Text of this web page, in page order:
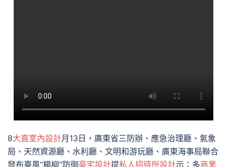
8大直室內設計月13日，廣東省三防辦、應急治理廳、氣象
局、天然資源廳、水利廳、文明和游玩廳、廣東海事局聯合
發布臺風“楊柳”防御豪宅設計提私人招待所設計示：多商業